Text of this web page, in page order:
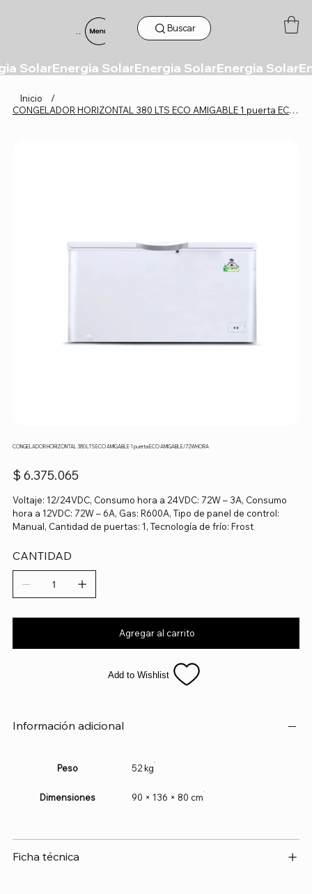
Menu Buscar
Inicio
/
CONGELADOR HORIZONTAL 380 LTS ECO AMIGABLE 1 puerta ECO AMIGABLE/72WHORA
CONGELADOR HORIZONTAL 380 LTS ECO AMIGABLE 1 puerta ECO AMIGABLE/72WHORA
Precio
$ 6.375.065
Voltaje: 12/24VDC, Consumo hora a 24VDC: 72W – 3A, Consumo
hora a 12VDC: 72W – 6A, Gas: R600A, Tipo de panel de control:
Manual, Cantidad de puertas: 1, Tecnología de frío: Frost
CANTIDAD
Agregar al carrito
Add to Wishlist
Información adicional
Peso 52 kg
Dimensiones 90 × 136 × 80 cm
Ficha técnica